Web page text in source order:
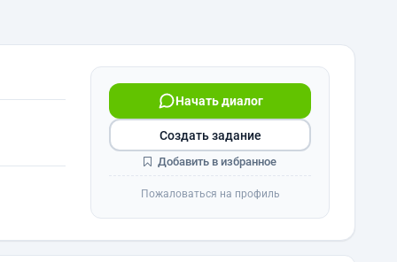
Начать диалог
Создать задание
Добавить в избранное
Пожаловаться на профиль